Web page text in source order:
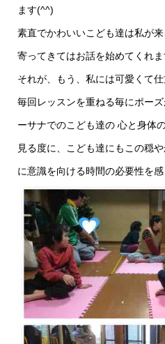
ます(^^)
素直でかわいいこども達は私が
寄ってきてはお話を始めてくれま
それが、もう、私には可愛くて
毎回レッスンを重ねる毎にポー
ーサナでのこども達の 心と身体
見る度に、こども達にもこの穏
に意識を向ける時間の必要性を